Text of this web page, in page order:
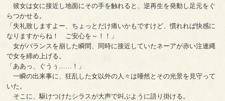
彼女は女に接近し地面にその手を触れると、逆再生を発動し足元をぐ
らつかせる。
「失礼致しますよー、ちょっとだけ痛いかもですけど、慣れれば快感に
なりますからね！ ご安心を～！！」
女がバランスを崩した瞬間、同時に接近していたネーアが赤い注連縄
で女を締め上げる。
「ああっ、ぐうぅ……！」
一瞬の出来事に、狂乱した女以外の人々は唖然とその光景を見守って
いた。
そこに、駆けつけたシラスが大声で叫ぶように語り掛ける。